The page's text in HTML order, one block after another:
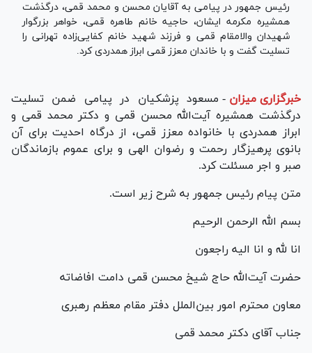
رئیس جمهور در پیامی به آقایان محسن و محمد قمی، درگذشت
همشیره مکرمه ایشان، حاجیه خانم طاهره قمی، خواهر بزرگوار
شهیدان والامقام قمی و فرزند شهید خانم کفایی‌زاده تهرانی را
تسلیت گفت و با خاندان معزز قمی ابراز همدردی کرد.
خبرگزاری میزان - مسعود پزشکیان در پیامی ضمن تسلیت
درگذشت همشیره آیت‌الله محسن قمی و دکتر محمد قمی و
ابراز همدردی با خانواده معزز قمی، از درگاه احدیت برای آن
بانوی پرهیزگار رحمت و رضوان الهی و برای عموم بازماندگان
صبر و اجر مسئلت کرد.
متن پیام رئیس جمهور به شرح زیر است.
بسم الله الرحمن الرحیم
انا لله و انا الیه راجعون
حضرت آیت‌الله حاج شیخ محسن قمی دامت افاضاته
معاون محترم امور بین‌الملل دفتر مقام معظم رهبری
جناب آقای دکتر محمد قمی